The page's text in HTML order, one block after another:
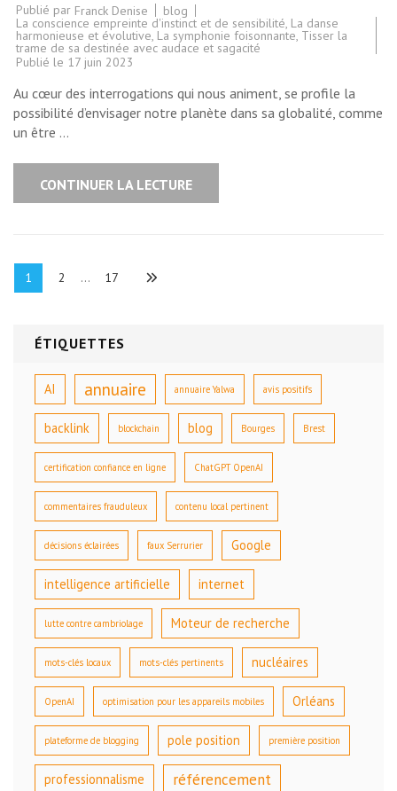
Publié par Franck Denise
blog
La conscience empreinte d'instinct et de sensibilité, La danse
harmonieuse et évolutive, La symphonie foisonnante, Tisser la
trame de sa destinée avec audace et sagacité
Publié le 17 juin 2023
Au cœur des interrogations qui nous animent, se profile la
possibilité d’envisager notre planète dans sa globalité, comme
un être …
CONTINUER LA LECTURE
Pagination
des
Page
1 Page
2 … Page
17
ÉTIQUETTES
AI annuaire annuaire Yalwa avis positifs
backlink blockchain blog Bourges Brest
certification confiance en ligne ChatGPT OpenAI
commentaires frauduleux contenu local pertinent
décisions éclairées faux Serrurier Google
intelligence artificielle internet
lutte contre cambriolage Moteur de recherche
mots-clés locaux mots-clés pertinents nucléaires
OpenAI optimisation pour les appareils mobiles Orléans
plateforme de blogging pole position première position
professionnalisme référencement